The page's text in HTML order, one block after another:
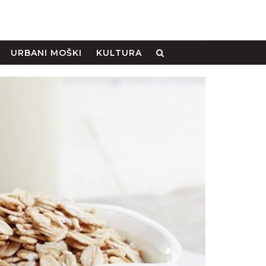
URBANI MOŠKI KULTURA